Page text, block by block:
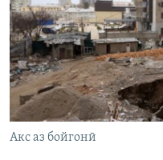
Акс аз бойгонӣ